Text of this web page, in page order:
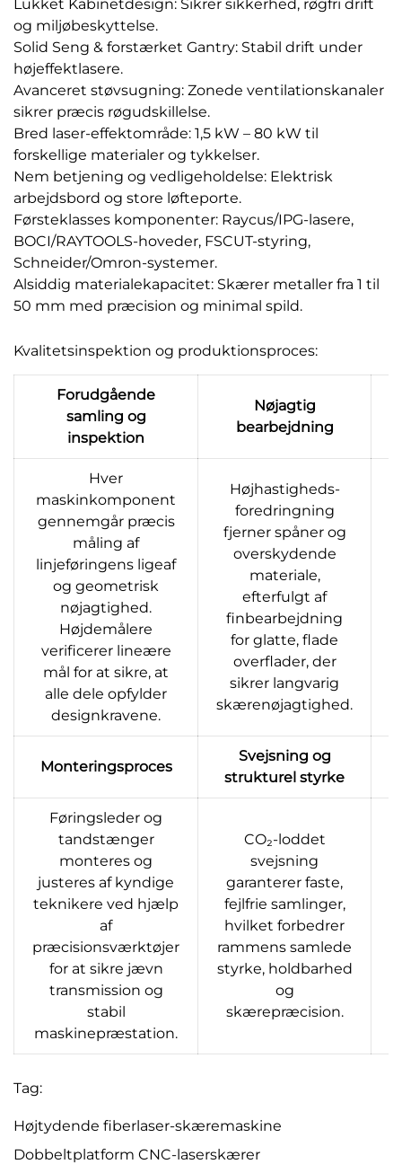
Lukket Kabinetdesign: Sikrer sikkerhed, røgfri drift
og miljøbeskyttelse.
Solid Seng & forstærket Gantry: Stabil drift under
højeffektlasere.
Avanceret støvsugning: Zonede ventilationskanaler
sikrer præcis røgudskillelse.
Bred laser-effektområde: 1,5 kW – 80 kW til
forskellige materialer og tykkelser.
Nem betjening og vedligeholdelse: Elektrisk
arbejdsbord og store løfteporte.
Førsteklasses komponenter: Raycus/IPG-lasere,
BOCI/RAYTOOLS-hoveder, FSCUT-styring,
Schneider/Omron-systemer.
Alsiddig materialekapacitet: Skærer metaller fra 1 til
50 mm med præcision og minimal spild.
Kvalitetsinspektion og produktionsproces:
Forudgående
samling og
inspektion
Nøjagtig
bearbejdning
Hver
maskinkomponent
gennemgår præcis
måling af
linjeføringens ligeaf
og geometrisk
nøjagtighed.
Højdemålere
verificerer lineære
mål for at sikre, at
alle dele opfylder
designkravene.
Højhastigheds-
foredringning
fjerner spåner og
overskydende
materiale,
efterfulgt af
finbearbejdning
for glatte, flade
overflader, der
sikrer langvarig
skærenøjagtighed.
Monteringsproces
Svejsning og
strukturel styrke
Føringsleder og
tandstænger
monteres og
justeres af kyndige
teknikere ved hjælp
af
præcisionsværktøjer
for at sikre jævn
transmission og
stabil
maskinepræstation.
CO₂-loddet
svejsning
garanterer faste,
fejlfrie samlinger,
hvilket forbedrer
rammens samlede
styrke, holdbarhed
og
skærepræcision.
Tag:
Højtydende fiberlaser-skæremaskine
Dobbeltplatform CNC-laserskærer